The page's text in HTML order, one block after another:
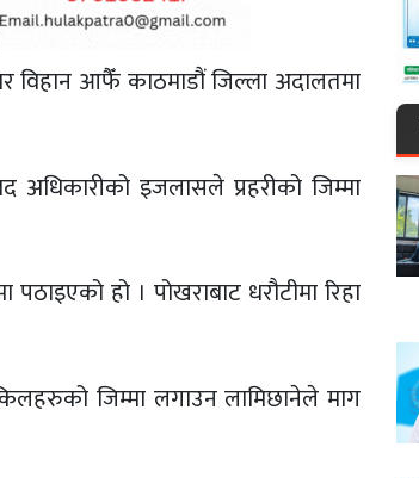
विहान आफैँ काठमाडौं जिल्ला अदालतमा
अधिकारीको इजलासले प्रहरीको जिम्मा
हो । पोखराबाट धरौटीमा रिहा
जिम्मा लगाउन लामिछानेले माग